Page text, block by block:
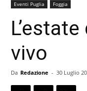
Eventi Puglia Foggia
vivo
Da Redazione - 30 Luglio